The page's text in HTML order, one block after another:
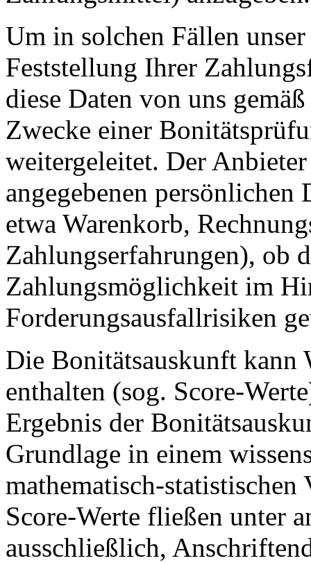
Um in solchen Fällen
Feststellung Ihrer
diese Daten von uns
Zwecke einer
weitergeleitet. Der
angegebenen
etwa Warenkorb,
Zahlungserfahrungen), ob
Zahlungsmöglichkeit im
Forderungsausfallrisiken
Die Bonitätsauskunft kann
enthalten (sog. Score-
Ergebnis der
Grundlage in einem
mathematisch-
Score-Werte fließen unter
ausschließlich,